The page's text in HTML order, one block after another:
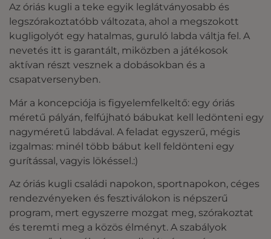
Az óriás kugli a teke egyik leglátványosabb és
legszórakoztatóbb változata, ahol a megszokott
kugligolyót egy hatalmas, guruló labda váltja fel. A
nevetés itt is garantált, miközben a játékosok
aktívan részt vesznek a dobásokban és a
csapatversenyben.
Már a koncepciója is figyelemfelkeltő: egy óriás
méretű pályán, felfújható bábukat kell ledönteni egy
nagyméretű labdával. A feladat egyszerű, mégis
izgalmas: minél több bábut kell feldönteni egy
gurítással, vagyis lökéssel.:)
Az óriás kugli családi napokon, sportnapokon, céges
rendezvényeken és fesztiválokon is népszerű
program, mert egyszerre mozgat meg, szórakoztat
és teremti meg a közös élményt. A szabályok